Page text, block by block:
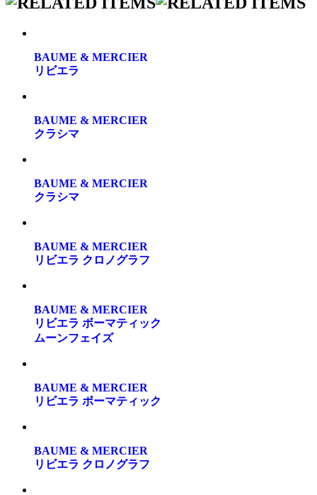
BAUME & MERCIER
リビエラ
BAUME & MERCIER
クラシマ
BAUME & MERCIER
クラシマ
BAUME & MERCIER
リビエラ クロノグラフ
BAUME & MERCIER
リビエラ ボーマティック
ムーンフェイズ
BAUME & MERCIER
リビエラ ボーマティック
BAUME & MERCIER
リビエラ クロノグラフ